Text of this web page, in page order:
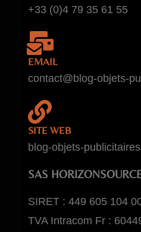
+33 (0)4 79 35 61 55
EMAIL
contact@blog-objets-
SITE WEB
blog-objets-
SAS
SIRET : 449 605 104
TVA Intracom Fr :